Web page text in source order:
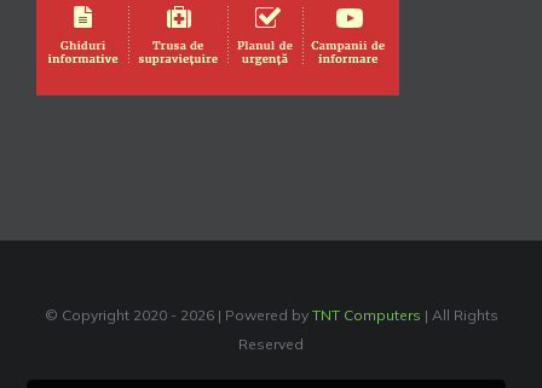
© Copyright 2020 - 2026 | Powered by TNT Computers | All Rights
Reserved